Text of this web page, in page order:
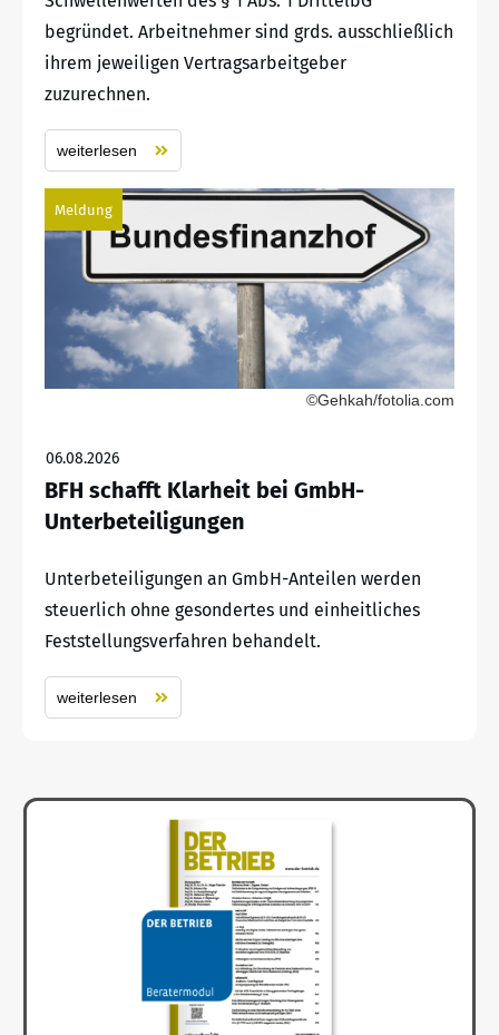
begründet. Arbeitnehmer sind grds. ausschließlich
ihrem jeweiligen Vertragsarbeitgeber
zuzurechnen.
weiterlesen
Meldung
©Gehkah/fotolia.com
06.08.2026
BFH schafft Klarheit bei GmbH-
Unterbeteiligungen
Unterbeteiligungen an GmbH-Anteilen werden
steuerlich ohne gesondertes und einheitliches
Feststellungsverfahren behandelt.
weiterlesen